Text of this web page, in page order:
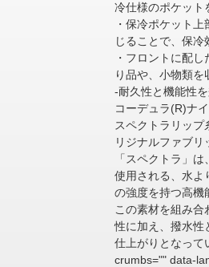
冷仕様のポケット
・保冷ポケット
じることで、保冷
・フロントに配
り品や、小物類を
-耐久性と機能性
コーデュラ(R)ナ
スペクトラリップ
リジナルファブリ
「スペクトラ」
使用される、水よ
の強度を持つ高機
この素材を組み合
性に加え、撥水性
仕上がりとなって
crumbs="" data-